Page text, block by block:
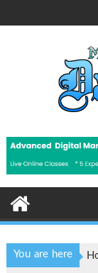
to
You are here